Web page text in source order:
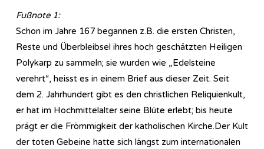
Fußnote 1:
Schon im Jahre 167 begannen z.B. die ersten Christen,
Reste und Überbleibsel ihres hoch geschätzten Heiligen
Polykarp zu sammeln; sie wurden wie „Edelsteine
verehrt“, heisst es in einem Brief aus dieser Zeit. Seit
dem 2. Jahrhundert gibt es den christlichen Reliquienkult,
er hat im Hochmittelalter seine Blüte erlebt; bis heute
prägt er die Frömmigkeit der katholischen Kirche.Der Kult
der toten Gebeine hatte sich längst zum internationalen